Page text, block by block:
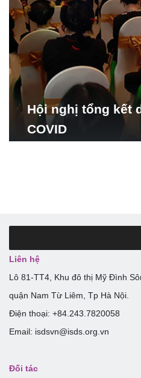
Hội nghị tổng kết
COVID
Liên hệ
Lô 81-TT4, Khu đô thị Mỹ Đình
quận Nam Từ Liêm, Tp Hà Nội.
Điện thoại: +84.243.7820058
Email: isdsvn@isds.org.vn
Đối tác